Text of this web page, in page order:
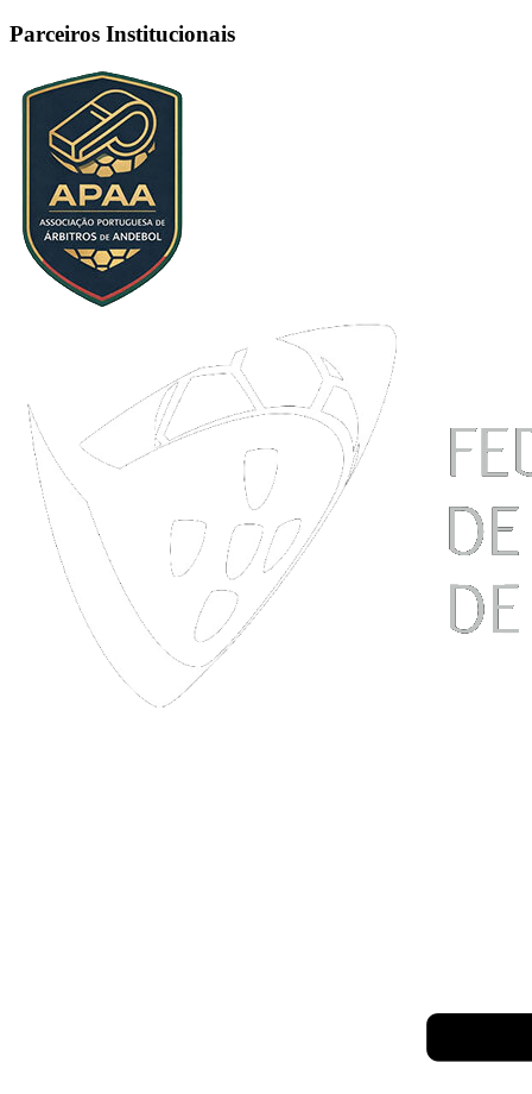
Parceiros Institucionais